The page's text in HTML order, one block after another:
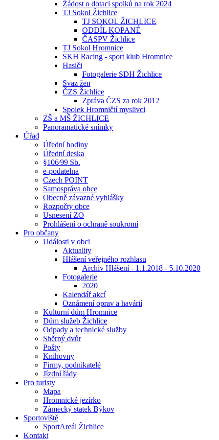
Žádost o dotaci spolků na rok 2024
TJ Sokol Žichlice
TJ SOKOL ŽICHLICE
ODDÍL KOPANÉ
ČASPV Žichlice
TJ Sokol Hromnice
SKH Racing - sport klub Hromnice
Hasiči
Fotogalerie SDH Žichlice
Svaz žen
ČZS Žichlice
Zpráva ČZS za rok 2012
Spolek Hromničtí myslivci
ZŠ a MŠ ŽICHLICE
Panoramatické snímky
Úřad
Úřední hodiny
Úřední deska
§106⁄99 Sb.
e-podatelna
Czech POINT
Samospráva obce
Obecně závazné vyhlášky
Rozpočty obce
Usnesení ZO
Prohlášení o ochraně soukromí
Pro občany
Události v obci
Aktuality
Hlášení veřejného rozhlasu
Archiv Hlášení - 1.1.2018 - 5.10.2020
Fotogalerie
2020
Kalendář akcí
Oznámení oprav a havárií
Kulturní dům Hromnice
Dům služeb Žichlice
Odpady a technické služby
Sběrný dvůr
Pošty
Knihovny
Firmy, podnikatelé
Jízdní řády
Pro turisty
Mapa
Hromnické jezírko
Zámecký statek Býkov
Sportoviště
SportAreál Žichlice
Kontakt